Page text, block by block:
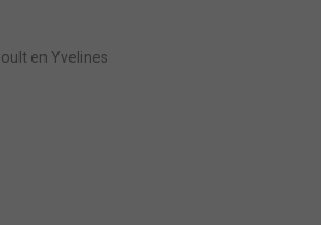
en Yvelines